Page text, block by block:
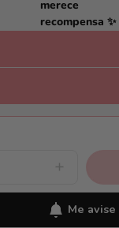
merece
recompensa ✨
Aumentar
de
Buda
Me avise